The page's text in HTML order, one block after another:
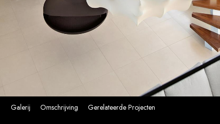
Galerij Omschrijving Gerelateerde Projecten